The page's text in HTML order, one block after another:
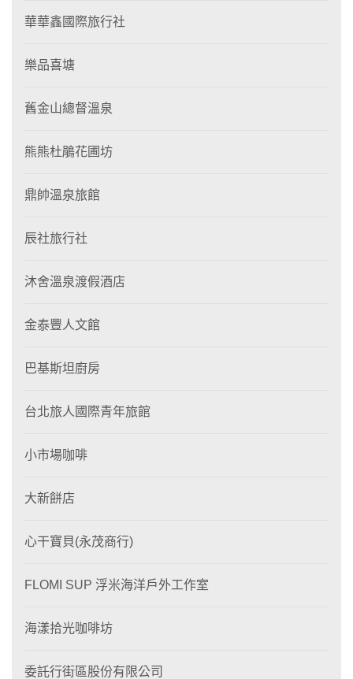
華華鑫國際旅行社
樂品喜塘
舊金山總督溫泉
熊熊杜鵑花圃坊
鼎帥溫泉旅館
辰社旅行社
沐舍溫泉渡假酒店
金泰豐人文館
巴基斯坦廚房
台北旅人國際青年旅館
小市場咖啡
大新餅店
心干寶貝(永茂商行)
FLOMI SUP 浮米海洋戶外工作室
海漾拾光咖啡坊
委託行街區股份有限公司